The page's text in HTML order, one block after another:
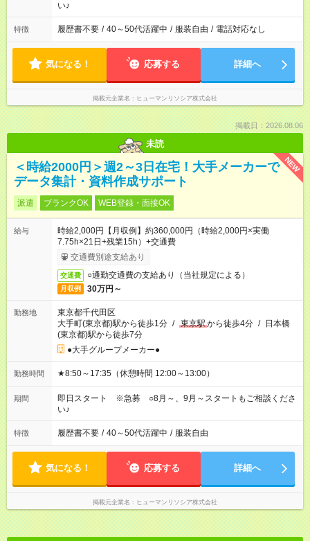
い♪
特徴 履歴書不要 / 40～50代活躍中 / 服装自由 / 電話対応なし
気になる！ 応募する 詳細へ
掲載元企業名 ヒューマンリソシア株式会社
掲載日：2026.08.06
未読
NEW
＜時給2000円＞週2～3日在宅！大手メーカーで
データ集計・資料作成サポート
派遣 ブランクOK WEB登録・面接OK
給与
時給2,000円【月収例】約360,000円（時給2,000円×実働
7.75h×21日+残業15h）+交通費
交通費別途支給あり
交通費 ○通勤交通費の支給あり（当社規定による）
月収例 30万円～
勤務地
東京都千代田区
大手町(東京都)駅から徒歩1分 / 東京駅から徒歩4分 / 日本橋
(東京都)駅から徒歩7分
●大手グループメーカー●
勤務時間 ★8:50～17:35（休憩時間 12:00～13:00）
期間
即日スタート ※急募 ○8月～、9月～スタートもご相談くださ
い♪
特徴 履歴書不要 / 40～50代活躍中 / 服装自由
気になる！ 応募する 詳細へ
掲載元企業名 ヒューマンリソシア株式会社